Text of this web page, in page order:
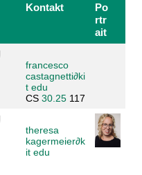
Kontakt
Po
rtr
ait
francesco
castagnetti∂ki
t edu
CS 30.25117
theresa
kagermeier∂k
it edu